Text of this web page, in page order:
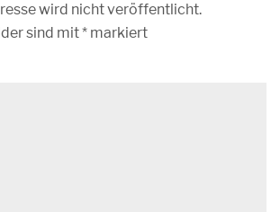
wird nicht veröffentlicht.
sind mit* markiert